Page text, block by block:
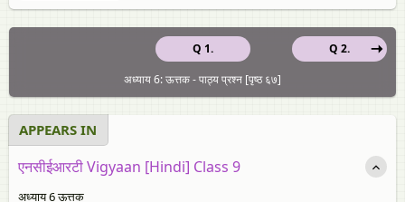
Q 1.
Q 2.
अध्याय 6: ऊत्तक - पाठ्य प्रश्न [पृष्ठ ६७]
APPEARS IN
एनसीईआरटी Vigyaan [Hindi] Class 9
अध्याय 6 ऊत्तक